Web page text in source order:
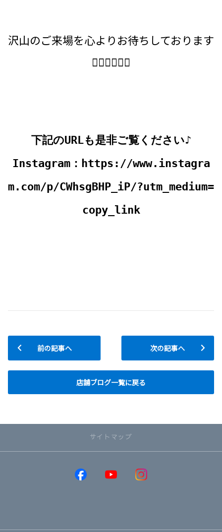
沢山のご来場を心よりお待ちしております
🙆‍♂️🙆‍♂️✨✨
下記のURLも是非ご覧ください♪
Instagram： https://www.instagra
m.com/p/CWhsgBHP_iP/?utm_medium=
copy_link
前の記事へ
店舗ブログ一覧に戻る
次の記事へ
サイトマップ
RAV4